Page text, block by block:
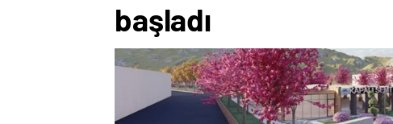
başladı